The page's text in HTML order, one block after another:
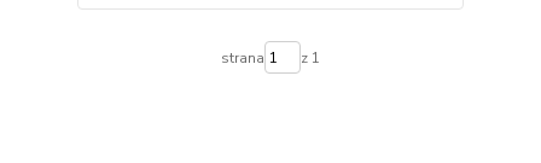
strana z 1